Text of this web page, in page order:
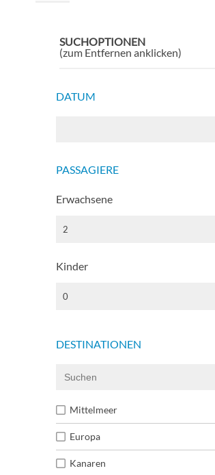
SUCHOPTIONEN
(zum Entfernen anklicken)
DATUM
PASSAGIERE
Erwachsene
2
Kinder
0
DESTINATIONEN
Mittelmeer
Europa
Kanaren